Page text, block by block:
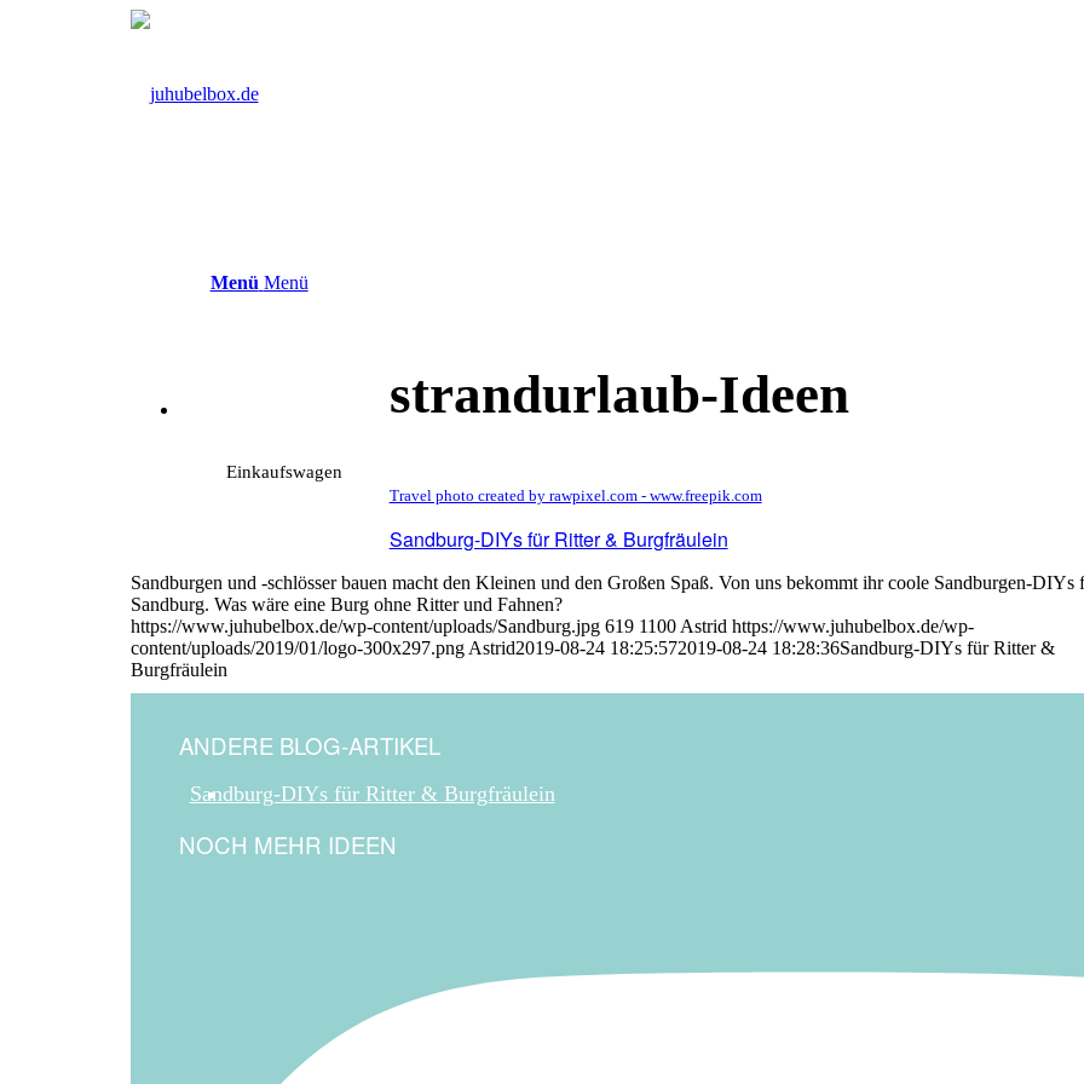
Menü Menü
Einkaufswagen
strandurlaub-Ideen
Travel photo created by rawpixel.com - www.freepik.com
Sandburg-DIYs für Ritter & Burgfräulein
Sandburgen und -schlösser bauen macht den Kleinen und den Großen Spaß. Von uns bekommt ihr coole Sandburgen-DIYs
Sandburg. Was wäre eine Burg ohne Ritter und Fahnen?
https://www.juhubelbox.de/wp-content/uploads/Sandburg.jpg 619 1100 Astrid https://www.juhubelbox.de/wp-
content/uploads/2019/01/logo-300x297.png Astrid2019-08-24 18:25:572019-08-24 18:28:36Sandburg-DIYs für Ritter &
Burgfräulein
ANDERE BLOG-ARTIKEL
Sandburg-DIYs für Ritter & Burgfräulein
NOCH MEHR IDEEN